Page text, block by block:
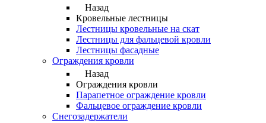
Назад
Кровельные лестницы
Лестницы кровельные на скат
Лестницы для фальцевой кровли
Лестницы фасадные
Ограждения кровли
Назад
Ограждения кровли
Парапетное ограждение кровли
Фальцевое ограждение кровли
Снегозадержатели